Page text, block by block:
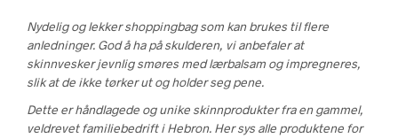
Nydelig og lekker shoppingbag som kan brukes til flere
anledninger. God å ha på skulderen, vi anbefaler at
skinnvesker jevnlig smøres med lærbalsam og impregneres,
slik at de ikke tørker ut og holder seg pene.
Dette er håndlagede og unike skinnprodukter fra en gammel,
veldrevet familiebedrift i Hebron. Her sys alle produktene for